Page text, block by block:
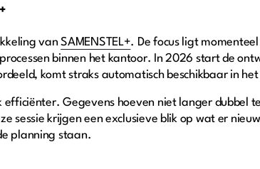
vanSAMENSTEL+. De focus ligt
binnen het kantoor. In 2026 start de
komt straks automatisch beschikbaar in het
Gegevens hoeven niet langer dubbel
sessie krijgen een exclusieve blik op wat er
planning staan.